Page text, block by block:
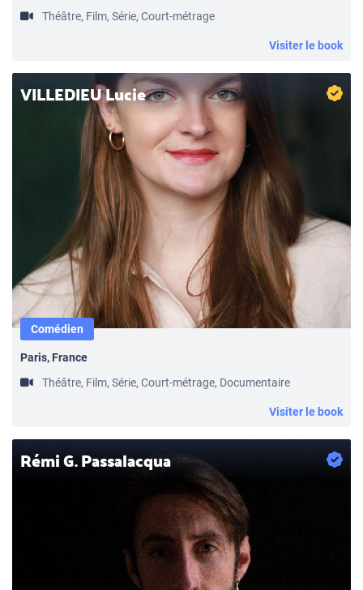
Théâtre, Film, Série, Court-métrage
Visiter le book
VILLEDIEU Lucie
Comédien
Paris, France
Théâtre, Film, Série, Court-métrage, Documentaire
Visiter le book
Rémi G. Passalacqua